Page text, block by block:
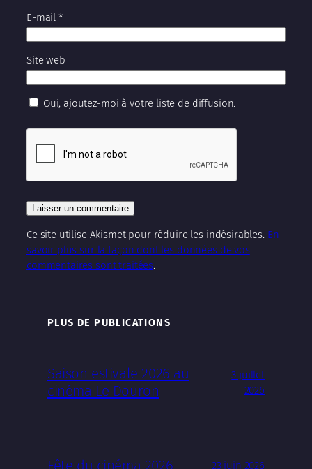
E-mail *
Site web
Oui, ajoutez-moi à votre liste de diffusion.
Ce site utilise Akismet pour réduire les indésirables. En
savoir plus sur la façon dont les données de vos
commentaires sont traitées
PLUS DE PUBLICATIONS
Saison estivale 2026 au
cinéma Le Douron
3 juillet
2026
Fête du cinéma 2026 23 juin 2026